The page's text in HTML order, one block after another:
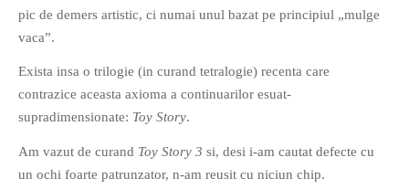
pic de demers artistic, ci numai unul bazat pe principiul „mulge
vaca”.
Exista insa o trilogie (in curand tetralogie) recenta care
contrazice aceasta axioma a continuarilor esuat-
supradimensionate: Toy Story.
Am vazut de curand Toy Story 3 si, desi i-am cautat defecte cu
un ochi foarte patrunzator, n-am reusit cu niciun chip.